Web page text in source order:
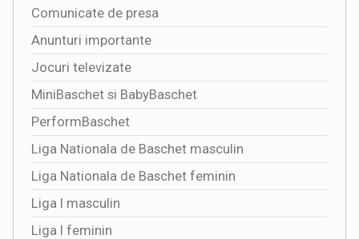
Comunicate de presa
Anunturi importante
Jocuri televizate
MiniBaschet si BabyBaschet
PerformBaschet
Liga Nationala de Baschet masculin
Liga Nationala de Baschet feminin
Liga I masculin
Liga I feminin